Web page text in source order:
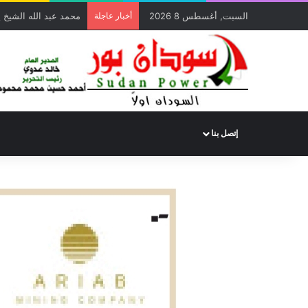
السبت, أغسطس 8 2026 أخبار عاجلة ألف ألف مبروك يا
إتصل بنا